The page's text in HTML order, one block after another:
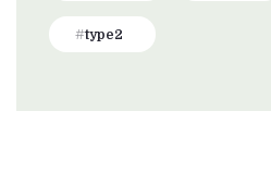
type2